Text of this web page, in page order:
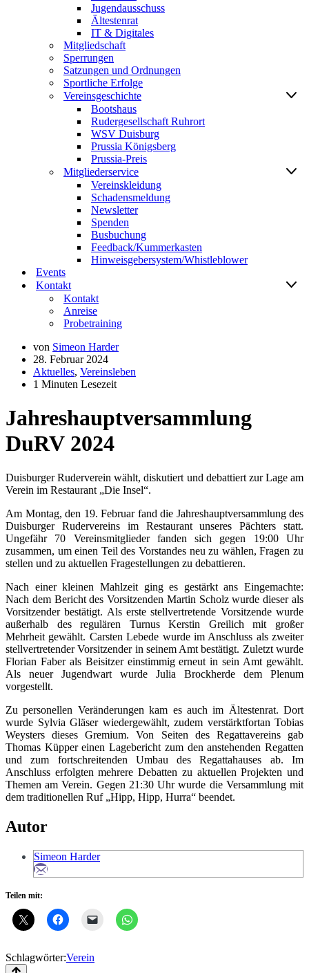
Jugendausschuss
Ältestenrat
IT & Digitales
Mitgliedschaft
Sperrungen
Satzungen und Ordnungen
Sportliche Erfolge
Vereinsgeschichte
Bootshaus
Rudergesellschaft Ruhrort
WSV Duisburg
Prussia Königsberg
Prussia-Preis
Mitgliederservice
Vereinskleidung
Schadensmeldung
Newsletter
Spenden
Busbuchung
Feedback/Kummerkasten
Hinweisgebersystem/Whistleblower
Events
Kontakt
Kontakt
Anreise
Probetraining
von Simeon Harder
28. Februar 2024
Aktuelles, Vereinsleben
1 Minuten Lesezeit
Jahreshauptversammlung
DuRV 2024
Duisburger Ruderverein wählt, diskutiert und debattiert zur Lage am
Verein im Restaurant „Die Insel“.
Am Montag, den 19. Februar fand die Jahreshauptversammlung des
Duisburger Rudervereins im Restaurant unseres Pächters statt.
Ungefähr 70 Vereinsmitglieder fanden sich gegen 19:00 Uhr
zusammen, um einen Teil des Vorstandes neu zu wählen, Fragen zu
stellen und zu aktuellen Fragestellungen zu debattieren.
Nach einer kleinen Mahlzeit ging es gestärkt ans Eingemachte:
Nach dem Bericht des Vorsitzenden Martin Scholz wurde dieser als
Vorsitzender bestätigt. Als erste stellvertretende Vorsitzende wurde
außerhalb des regulären Turnus Kerstin Greilich mit großer
Mehrheit gewählt. Carsten Lebede wurde im Anschluss als zweiter
stellvertretender Vorsitzender in seinem Amt bestätigt. Zuletzt wurde
Florian Faber als Beisitzer einstimmig erneut in sein Amt gewählt.
Als neuer Jugendwart wurde Julia Brockherde dem Plenum
vorgestellt.
Zu personellen Veränderungen kam es auch im Ältestenrat. Dort
wurde Sylvia Gläser wiedergewählt, zudem verstärktfortan Tobias
Weysters dieses Gremium. Von Seiten des Regattavereins gab
Thomas Küpper einen Lagebericht zum den anstehenden Regatten
und zum fortschreitenden Umbau des Regattahauses ab. Im
Anschluss erfolgten mehrere Debatten zu aktuellen Projekten und
Themen am Verein. Gegen 21:30 Uhr wurde die Versammlung mit
dem traditionellen Ruf „Hipp, Hipp, Hurra“ beendet.
Autor
Simeon Harder
Teilen mit:
Schlagwörter:Verein